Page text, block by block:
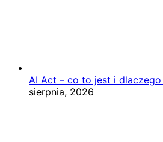
AI Act – co to jest i
sierpnia, 2026